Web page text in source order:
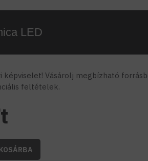
LED
képviselet! Vásárolj megbízható
feltételek.